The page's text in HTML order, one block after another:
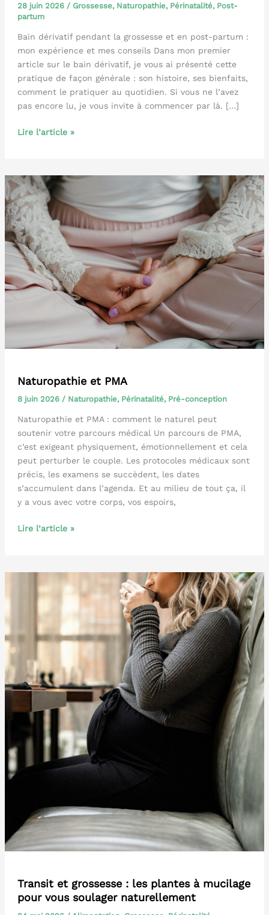
28 juin 2026 / Grossesse, Naturopathie, Périnatalité, Post-
partum
Bain dérivatif pendant la grossesse et en post-partum :
mon expérience et mes conseils Dans mon premier
article sur le bain dérivatif, je vous ai présenté cette
pratique de façon générale : son histoire, ses bienfaits,
comment le pratiquer au quotidien. Si vous ne l’avez
pas encore lu, je vous invite à commencer par là. […]
Bain
post-
partum
Lire l’article »
Naturopathie et PMA
8 juin 2026 / Naturopathie, Périnatalité, Pré-conception
Naturopathie et PMA : comment le naturel peut
soutenir votre parcours médical Un parcours de PMA,
c’est exigeant physiquement, émotionnellement et cela
peut perturber le couple. Les protocoles médicaux sont
précis, les examens se succèdent, les dates
s’accumulent dans l’agenda. Et au milieu de tout ça, il
y a vous avec votre corps, vos espoirs,
Naturopathie
Lire l’article »
Transit et grossesse : les plantes à mucilage
pour vous soulager naturellement